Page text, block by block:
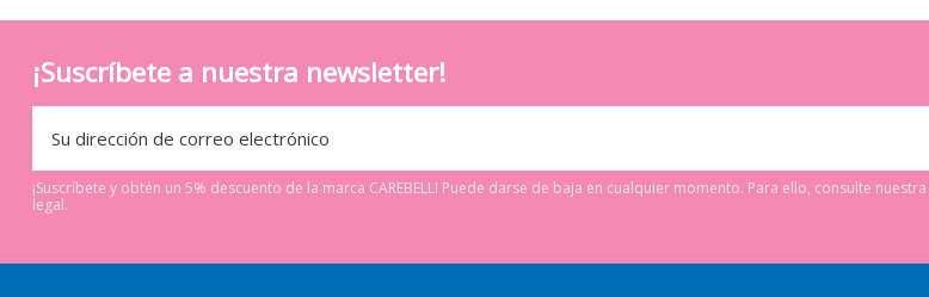
¡Suscríbete a nuestra newsletter!
¡Suscríbete y obtén un 5% descuento de la marca CAREBELL! Puede darse de baja en cualquier momento. Para ello, consulte
legal.